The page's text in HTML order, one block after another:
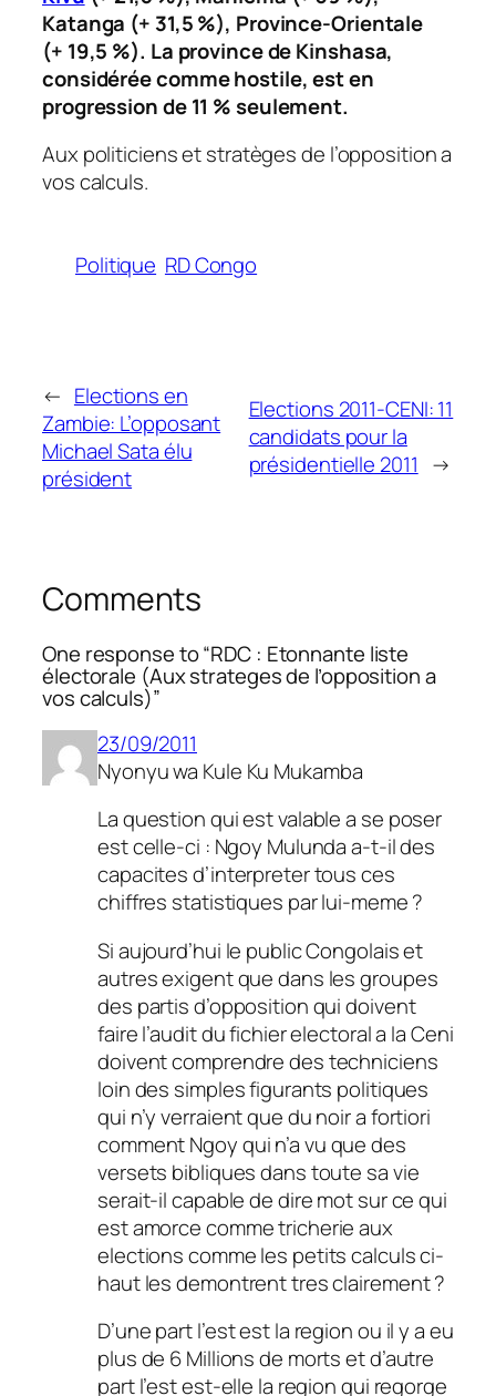
Katanga (+ 31,5 %), Province-Orientale
(+ 19,5 %). La province de Kinshasa,
considérée comme hostile, est en
progression de 11 % seulement.
Aux politiciens et stratèges de l’opposition a
vos calculs.
Politique RD Congo
← Elections en
Zambie: L’opposant
Michael Sata élu
président
Elections 2011-CENI: 11
candidats pour la
présidentielle 2011 →
Comments
One response to “RDC : Etonnante liste
électorale (Aux strateges de l’opposition a
vos calculs)”
23/09/2011
Nyonyu wa Kule Ku Mukamba
La question qui est valable a se poser
est celle-ci : Ngoy Mulunda a-t-il des
capacites d’interpreter tous ces
chiffres statistiques par lui-meme ?
Si aujourd’hui le public Congolais et
autres exigent que dans les groupes
des partis d’opposition qui doivent
faire l’audit du fichier electoral a la Ceni
doivent comprendre des techniciens
loin des simples figurants politiques
qui n’y verraient que du noir a fortiori
comment Ngoy qui n’a vu que des
versets bibliques dans toute sa vie
serait-il capable de dire mot sur ce qui
est amorce comme tricherie aux
elections comme les petits calculs ci-
haut les demontrent tres clairement ?
D’une part l’est est la region ou il y a eu
plus de 6 Millions de morts et d’autre
part l’est est-elle la region qui regorge